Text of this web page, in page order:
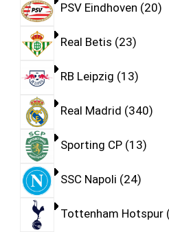
PSV Eindhoven 20
Real Betis 23
RB Leipzig 13
Real Madrid 340
Sporting CP 13
SSC Napoli 24
Tottenham Hotspur